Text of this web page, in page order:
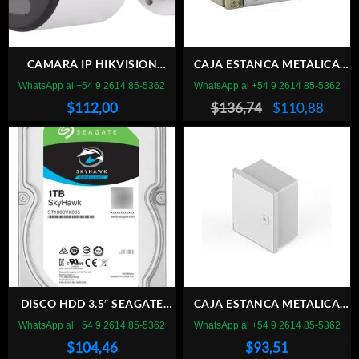
CAMARA IP HIKVISION
COLORVU DS-2CD1027G2-L
$112,00
WhatsApp al +54 9 2614 85-5362
CAJA ESTANCA METALICA
200x300x120
$136,74
El
precio
$136,74.
$110,88El
precio
WhatsApp al +54 9 2614 85-5362
DISCO HDD 3.5″ SEAGATE
1TB SKYHAWK 256MB CCTV
$104,46
WhatsApp al +54 9 2614 85-5362
CAJA ESTANCA METALICA
200x200x150
$93,51
WhatsApp al +54 9 2614 85-5362